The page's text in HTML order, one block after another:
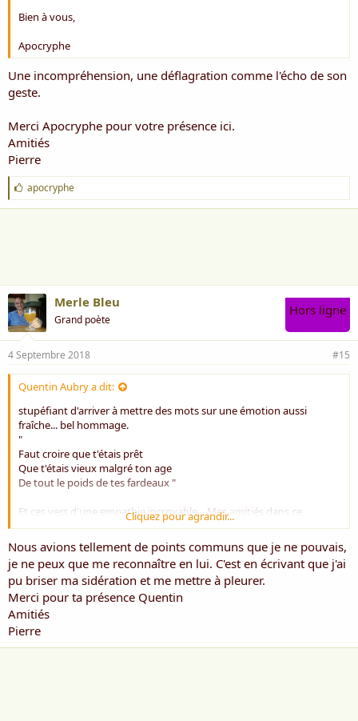
Bien à vous,
Apocryphe
Une incompréhension, une déflagration comme l'écho de son
geste.
Merci Apocryphe pour votre présence ici.
Amitiés
Pierre
J
'
a
apocryphe
Merle Bleu
Grand poète
Hors ligne
4 Septembre 2018 #15
Quentin Aubry a dit:
stupéfiant d'arriver à mettre des mots sur une émotion aussi
fraîche... bel hommage.
"
Faut croire que t'étais prêt
Que t'étais vieux malgré ton age
De tout le poids de tes fardeaux "
Et ces vers d'une empathie incroyable... Mes amitiés dans ce
moment difficile
Cliquez pour agrandir...
Nous avions tellement de points communs que je ne pouvais,
je ne peux que me reconnaître en lui. C'est en écrivant que j'ai
pu briser ma sidération et me mettre à pleurer.
Merci pour ta présence Quentin
Amitiés
Pierre